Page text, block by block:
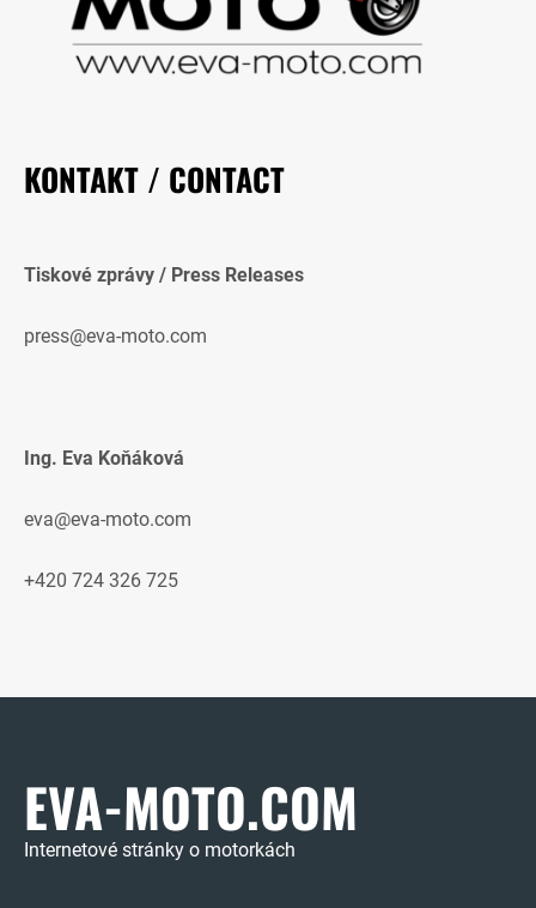
KONTAKT / CONTACT
Tiskové zprávy / Press Releases
press@eva-moto.com
Ing. Eva Koňáková
eva@eva-moto.com
+420 724 326 725
EVA-MOTO.COM
Internetové stránky o motorkách